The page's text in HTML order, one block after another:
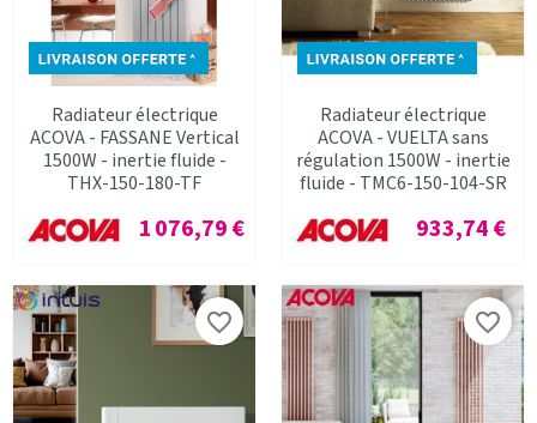
Radiateur électrique
ACOVA - FASSANE Vertical
1500W - inertie fluide -
THX-150-180-TF
Prix
1 076,79 €
Radiateur électrique
ACOVA - VUELTA sans
régulation 1500W - inertie
fluide - TMC6-150-104-SR
Prix
933,74 €
favorite_border favorite_border